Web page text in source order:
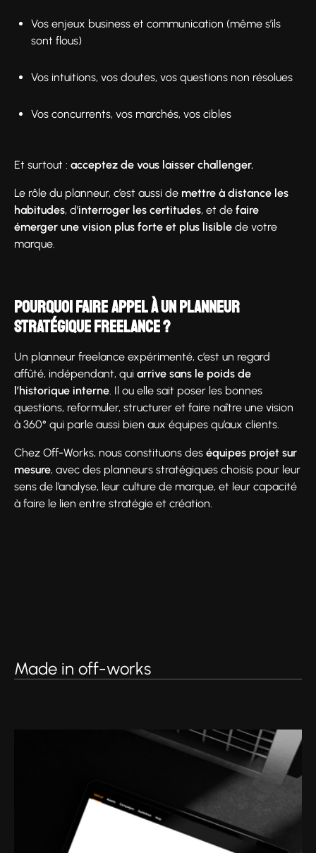
Vos enjeux business et communication (même s’ils
sont flous)
Vos intuitions, vos doutes, vos questions non résolues
Vos concurrents, vos marchés, vos cibles
Et surtout : acceptez de vous laisser challenger.
Le rôle du planneur, c’est aussi de mettre à distance les
habitudes, d’interroger les certitudes, et de faire
émerger une vision plus forte et plus lisible de votre
marque.
Pourquoi faire appel à un planneur
stratégique freelance ?
Un planneur freelance expérimenté, c’est un regard
affûté, indépendant, qui arrive sans le poids de
l’historique interne. Il ou elle sait poser les bonnes
questions, reformuler, structurer et faire naître une vision
à 360° qui parle aussi bien aux équipes qu’aux clients.
Chez Off-Works, nous constituons des équipes projet sur
mesure, avec des planneurs stratégiques choisis pour leur
sens de l’analyse, leur culture de marque, et leur capacité
à faire le lien entre stratégie et création.
Made in off-works